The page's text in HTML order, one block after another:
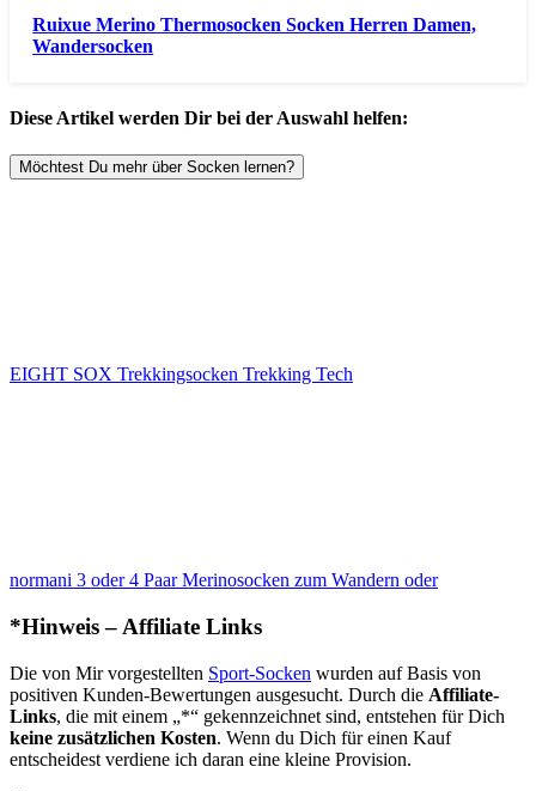
Ruixue Merino Thermosocken Socken Herren Damen,
Wandersocken
Diese Artikel werden Dir bei der Auswahl helfen:
Möchtest Du mehr über Socken lernen?
EIGHT SOX Trekkingsocken Trekking Tech
normani 3 oder 4 Paar Merinosocken zum Wandern oder
*Hinweis – Affiliate Links
Die von Mir vorgestellten Sport-Socken wurden auf Basis von
positiven Kunden-Bewertungen ausgesucht. Durch die Affiliate-
Links, die mit einem „*“ gekennzeichnet sind, entstehen für Dich
keine zusätzlichen Kosten. Wenn du Dich für einen Kauf
entscheidest verdiene ich daran eine kleine Provision.